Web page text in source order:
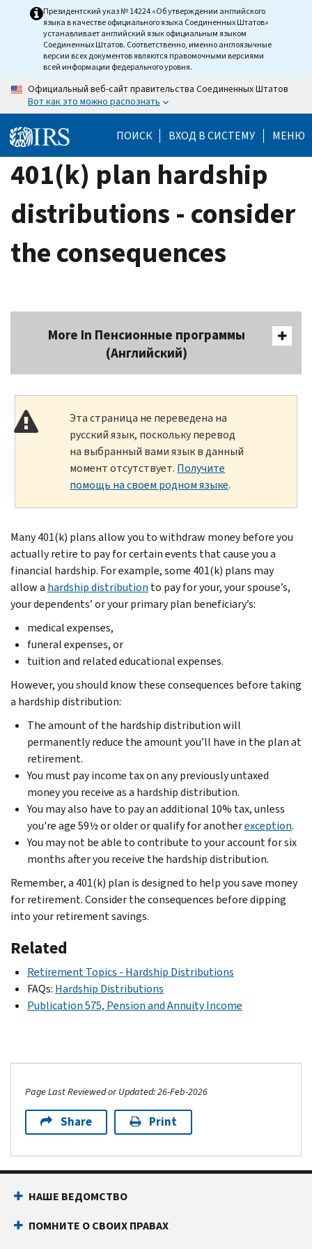
Президентский указ № 14224 «Об утверждении английского
языка в качестве официального языка Соединенных Штатов»
устанавливает английский язык официальным языком
Соединенных Штатов. Соответственно, именно англоязычные
версии всех документов являются правомочными версиями
всей информации федерального уровня.
Официальный веб-сайт правительства Соединенных Штатов
Вот как это можно распознать
ПОИСК ВХОД В СИСТЕМУ МЕНЮ
401(k) plan hardship
distributions - consider
the consequences
More In Пенсионные программы
(Английский)
Эта страница не переведена на
русский язык, поскольку перевод
на выбранный вами язык в данный
момент отсутствует. Получите
помощь на своем родном языке.
Many 401(k) plans allow you to withdraw money before you
actually retire to pay for certain events that cause you a
financial hardship. For example, some 401(k) plans may
allow a hardship distribution to pay for your, your spouse’s,
your dependents’ or your primary plan beneficiary’s:
medical expenses,
funeral expenses, or
tuition and related educational expenses.
However, you should know these consequences before taking
a hardship distribution:
The amount of the hardship distribution will
permanently reduce the amount you’ll have in the plan at
retirement.
You must pay income tax on any previously untaxed
money you receive as a hardship distribution.
You may also have to pay an additional 10% tax, unless
you're age 59½ or older or qualify for anotherexception.
You may not be able to contribute to your account for six
months after you receive the hardship distribution.
Remember, a 401(k) plan is designed to help you save money
for retirement. Consider the consequences before dipping
into your retirement savings.
Related
Retirement Topics - Hardship Distributions
FAQs: Hardship Distributions
Publication 575, Pension and Annuity Income
Page Last Reviewed or Updated: 26-Feb-2026
Share Print
НАШЕ ВЕДОМСТВО
ПОМНИТЕ О СВОИХ ПРАВАХ